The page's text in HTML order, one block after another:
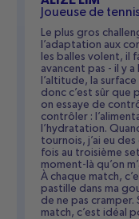
Joueuse de
Le plus gros
l’adaptation aux
les balles volent, il
avancent pas - il y
l’altitude, la
donc c’est sûr que
on essaye de
contrôler :
l’hydratation.
tournois, j’ai eu
fois au troisième
moment-là qu’on
À chaque match,
pastille dans ma
de ne pas cramper.
match, c’est idéal